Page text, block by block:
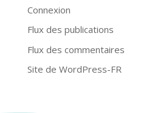
Connexion
Flux des publications
Flux des commentaires
Site de WordPress-FR